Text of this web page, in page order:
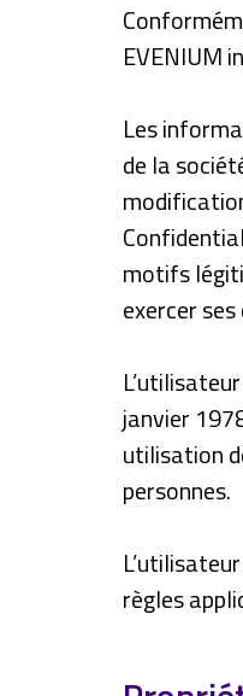
EVENIUM
Les
de la
motifs
exercer
janvier
utilisation
personnes.
règles